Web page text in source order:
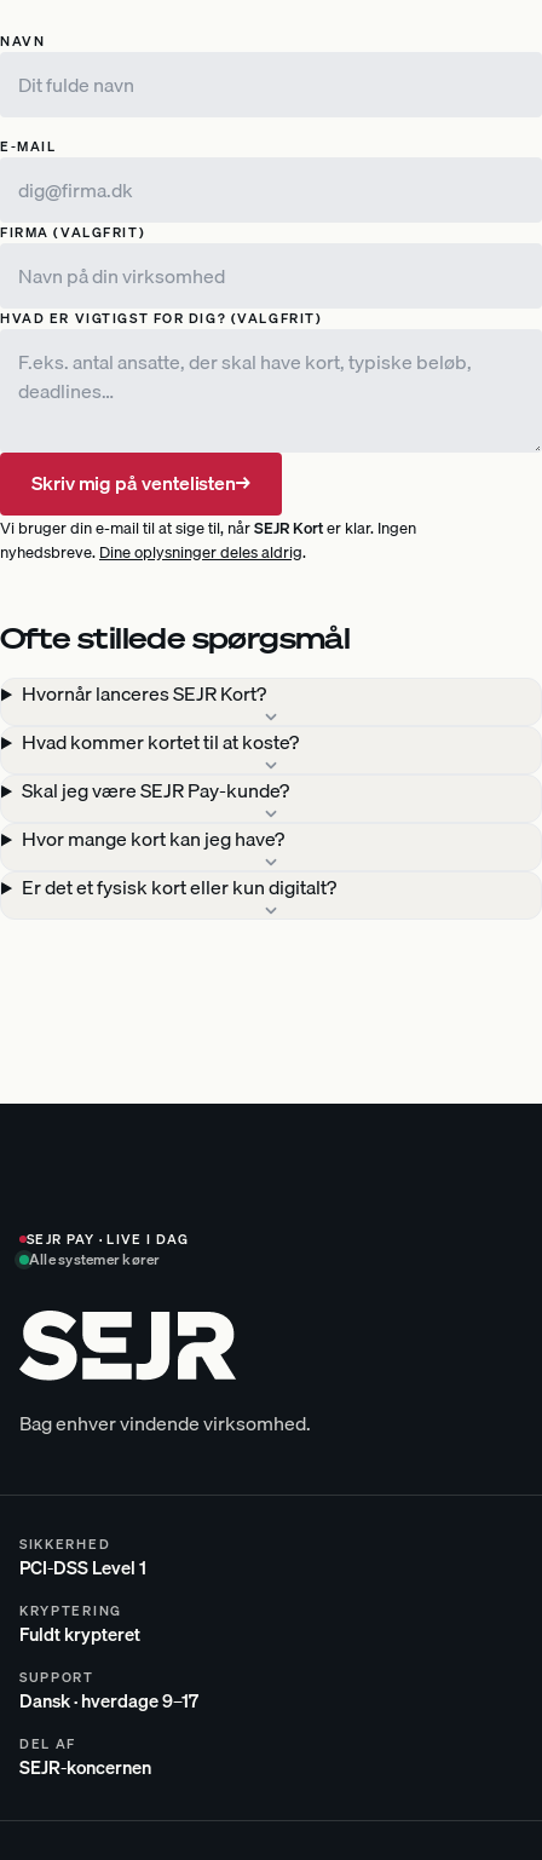
NAVN
E-MAIL
FIRMA(VALGFRIT)
HVAD ER VIGTIGST FOR DIG? (VALGFRIT)
Skriv mig på ventelisten→
Vi bruger din e-mail til at sige til, nårSEJR Korter klar. Ingen
nyhedsbreve.Dine oplysninger deles aldrig.
Ofte stillede spørgsmål
Hvornår lanceres SEJR Kort?
Hvad kommer kortet til at koste?
Skal jeg være SEJR Pay-kunde?
Hvor mange kort kan jeg have?
Er det et fysisk kort eller kun digitalt?
SEJR PAY · LIVE I DAG
Alle systemer kører
Bag enhvervindendevirksomhed.
SIKKERHED
PCI-DSS Level 1
KRYPTERING
Fuldt krypteret
SUPPORT
Dansk · hverdage 9–17
DEL AF
SEJR-koncernen